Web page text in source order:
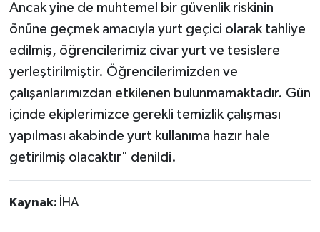
Ancak yine de muhtemel bir güvenlik riskinin
önüne geçmek amacıyla yurt geçici olarak tahliye
edilmiş, öğrencilerimiz civar yurt ve tesislere
yerleştirilmiştir. Öğrencilerimizden ve
çalışanlarımızdan etkilenen bulunmamaktadır. Gün
içinde ekiplerimizce gerekli temizlik çalışması
yapılması akabinde yurt kullanıma hazır hale
getirilmiş olacaktır" denildi.
Kaynak: İHA